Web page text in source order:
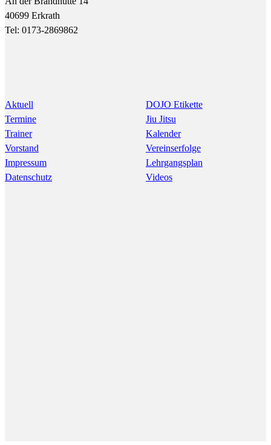
40699 Erkrath
Tel: 0173-2869862
Aktuell
Termine
Trainer
Vorstand
Impressum
Datenschutz
DOJO Etikette
Jiu Jitsu
Kalender
Vereinserfolge
Lehrgangsplan
Videos